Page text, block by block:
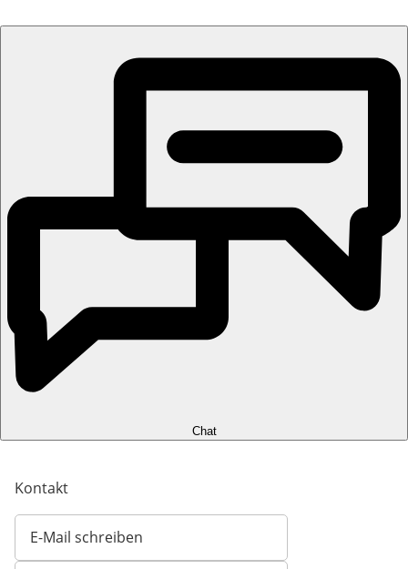
Chat
Kontakt
E-Mail schreiben
Öffnet E-Mail-Client